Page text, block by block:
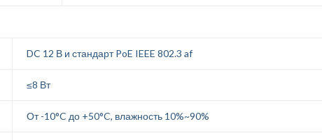
DC 12 В и стандарт PoE IEEE 802.3 af
≤8 Вт
От -10°C до +50°C, влажность 10%~90%